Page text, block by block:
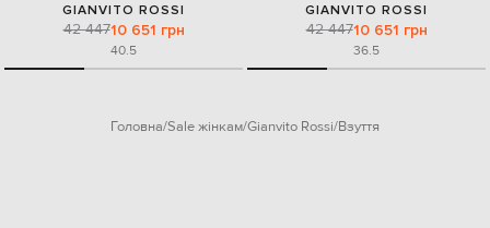
GIANVITO ROSSI
42 44710 651 грн
40.5
GIANVITO ROSSI
42 44710 651 грн
36.5
Головна Sale жінкам Gianvito Rossi Взуття